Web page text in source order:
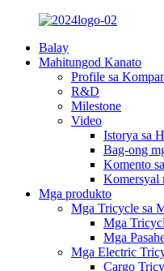
Balay
Mahitungod Kanato
Profile sa
R&D
Milestone
Video
Istorya sa
Bag-ong
Komento
Komersyal
Mga produkto
Mga Tricycle sa
Mga
Mga
Mga Electric
Cargo